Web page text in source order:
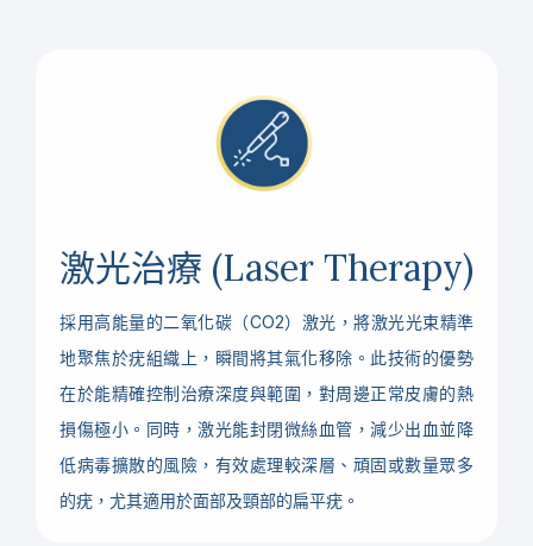
激光治療 (Laser Therapy)
採用高能量的二氧化碳（CO2）激光，將激光光束精準
地聚焦於疣組織上，瞬間將其氣化移除。此技術的優勢
在於能精確控制治療深度與範圍，對周邊正常皮膚的熱
損傷極小。同時，激光能封閉微絲血管，減少出血並降
低病毒擴散的風險，有效處理較深層、頑固或數量眾多
的疣，尤其適用於面部及頸部的扁平疣。